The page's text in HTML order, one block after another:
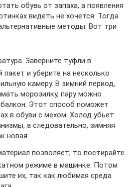
обувь от запаха, а появления
видеть не хочется. Тогда
методы. Вот три
Заверните туфли в
и уберите на несколько
камеру. В зимний период,
морозилку, пару можно
Этот способ поможет
в обуви с мехом. Холод убьет
а следовательно, зимняя
новая.
позволяет, то постирайте
режиме в машинке. Потом
их, так как любимая среда